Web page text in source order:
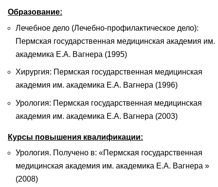
Образование:
Лечебное дело (Лечебно-профилактическое дело):
Пермская государственная медицинская академия им.
академика Е.А. Вагнера (1995)
Хирургия: Пермская государственная медицинская
академия им. академика Е.А. Вагнера (1996)
Урология: Пермская государственная медицинская
академия им. академика Е.А. Вагнера (2003)
Курсы повышения квалификации:
Урология. Получено в: «Пермская государственная
медицинская академия им. академика Е.А. Вагнера »
(2008)